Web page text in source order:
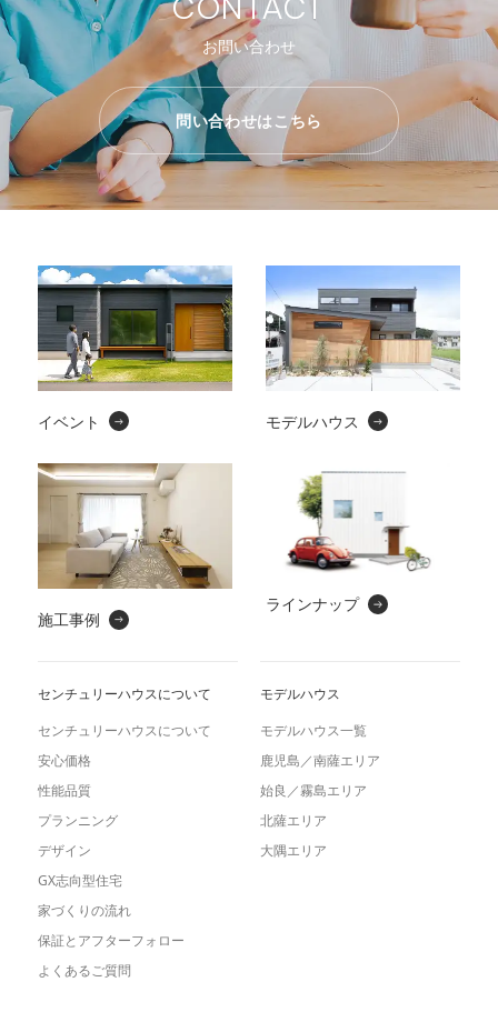
お問い合わせ
問い合わせはこちら
イベント モデルハウス
施工事例
ラインナップ
センチュリーハウスについて
センチュリーハウスについて
安心価格
性能品質
プランニング
デザイン
GX志向型住宅
家づくりの流れ
保証とアフターフォロー
よくあるご質問
モデルハウス
モデルハウス一覧
鹿児島／南薩エリア
始良／霧島エリア
北薩エリア
大隅エリア